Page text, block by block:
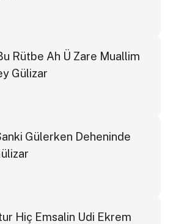
Rütbe Ah Ü Zare Muallim
Gülizar
Gülerken Deheninde
Hiç Emsalin Udi Ekrem